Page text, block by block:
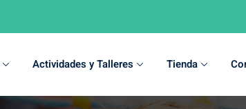
Actividades y Talleres Tienda